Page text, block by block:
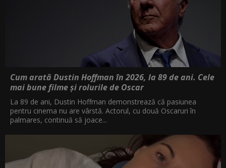
Cum arată Dustin Hoffman în 2026, la 89 de ani. Cele
mai bune filme și rolurile de Oscar
La 89 de ani, Dustin Hoffman demonstrează că pasiunea
pentru cinema nu are vârstă. Actorul, cu două Oscaruri în
palmares, continuă să joace...